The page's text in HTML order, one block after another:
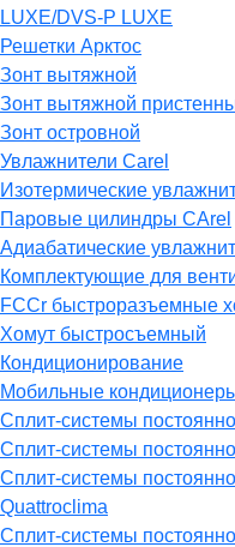
LUXE/DVS-P LUXE
Решетки Арктос
Зонт вытяжной
Зонт вытяжной
Зонт островной
Увлажнители Carel
Изотермические
Паровые цилиндры CArel
Адиабатические
Комплектующие для
FCCr быстроразъемные
Хомут быстросъемный
Кондиционирование
Мобильные
Сплит-системы
Сплит-системы
Сплит-системы
Quattroclima
Сплит-системы